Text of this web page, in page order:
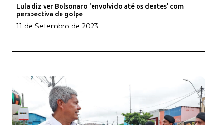
Lula diz ver Bolsonaro 'envolvido até os dentes' com
perspectiva de golpe
11 de Setembro de 2023